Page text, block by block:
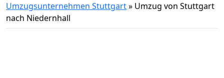
Umzugsunternehmen Stuttgart» Umzug von Stuttgart
nach Niedernhall